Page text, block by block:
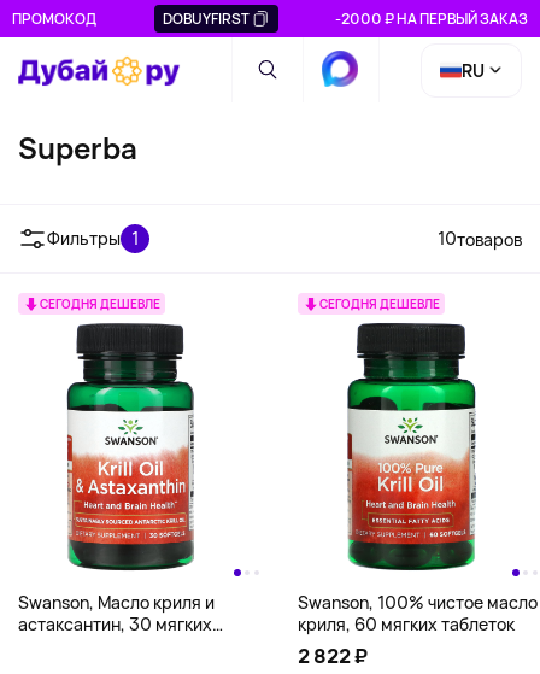
ПРОМОКОД DOBUYFIRST -2000 ₽ НА ПЕРВЫЙ ЗАКАЗ
RU
Superba
Фильтры 1 10товаров
СЕГОДНЯ ДЕШЕВЛЕ
Swanson, Масло криля и
астаксантин, 30 мягких
СЕГОДНЯ ДЕШЕВЛЕ
Swanson, 100% чистое масло
криля, 60 мягких таблеток
2 822 ₽